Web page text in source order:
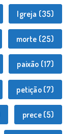
Igreja (35)
morte (25)
paixão (17)
petição(7)
prece(5)